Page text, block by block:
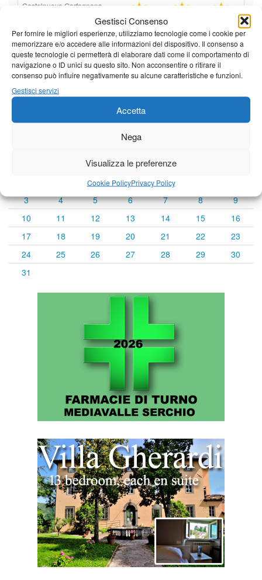
Gestisci Consenso
Per fornire le migliori esperienze, utilizziamo tecnologie come i cookie per
memorizzare e/o accedere alle informazioni del dispositivo. Il consenso a
queste tecnologie ci permetterà di elaborare dati come il comportamento di
navigazione o ID unici su questo sito. Non acconsentire o ritirare il
consenso può influire negativamente su alcune caratteristiche e funzioni.
Gestisci servizi
Accetta
Nega
Visualizza le preferenze
Cookie PolicyPrivacy Policy
Castelnuovo Garfagnana
21°C| 34°C 21°C
Previsioni a cura di:
Calendario eventi
Agosto 2026
M G V
3
4 5 6 7 8
9
10
11 12 13 14 15
16
17
18 19 20 21 22
23
24
25 26 27 28 29
30
31